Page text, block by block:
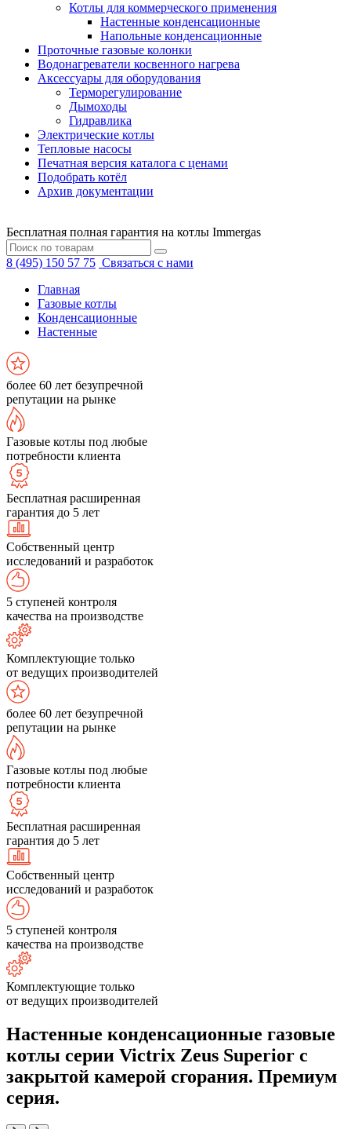
Котлы для коммерческого применения
Настенные конденсационные
Напольные конденсационные
Проточные газовые колонки
Водонагреватели косвенного нагрева
Аксессуары для оборудования
Терморегулирование
Дымоходы
Гидравлика
Электрические котлы
Тепловые насосы
Печатная версия каталога с ценами
Подобрать котёл
Архив документации
Бесплатная полная гарантия на котлы Immergas
8 (495) 150 57 75 Связаться с нами
Главная
Газовые котлы
Конденсационные
Настенные
более 60 лет безупречной
репутации на рынке
Газовые котлы под любые
потребности клиента
Бесплатная расширенная
гарантия до 5 лет
Собственный центр
исследований и разработок
5 ступеней контроля
качества на производстве
Комплектующие только
от ведущих производителей
более 60 лет безупречной
репутации на рынке
Газовые котлы под любые
потребности клиента
Бесплатная расширенная
гарантия до 5 лет
Собственный центр
исследований и разработок
5 ступеней контроля
качества на производстве
Комплектующие только
от ведущих производителей
Настенные конденсационные газовые
котлы серии Victrix Zeus Superior с
закрытой камерой сгорания. Премиум
серия.